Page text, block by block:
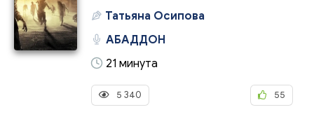
Татьяна Осипова
АБАДДОН
21 минута
5 340 55